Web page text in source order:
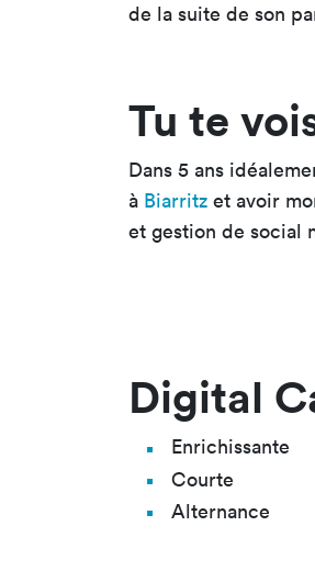
de la suite de son
Tu te
Dans 5 ans
à Biarritz et avoir
et gestion de social
Digital
Enrichissante
Courte
Alternance